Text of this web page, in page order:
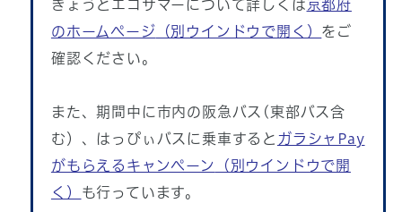
きょうとエコサマーについて詳しくは京都府
のホームページ （別ウインドウで開く） をご
確認ください。
また、期間中に市内の阪急バス(東部バス含
む）、はっぴぃバスに乗車すると ガラシャPay
がもらえるキャンペーン
（別ウインドウで開
く） も行っています。